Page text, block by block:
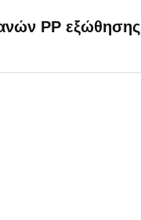
PP εξώθησης